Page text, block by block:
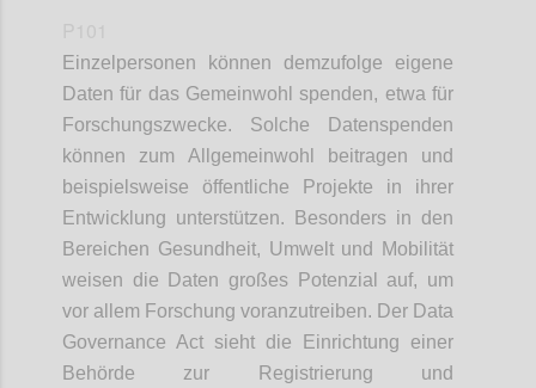
Einzelpersonen können demzufolge eigene
Daten für das Gemeinwohl spenden, etwa für
Forschungszwecke. Solche Datenspenden
können zum Allgemeinwohl beitragen und
beispielsweise öffentliche Projekte in ihrer
Entwicklung unterstützen. Besonders in den
Bereichen Gesundheit, Umwelt und Mobilität
weisen die Daten großes Potenzial auf, um
vor allem Forschung voranzutreiben. Der Data
Governance Act sieht die Einrichtung einer
Behörde zur Registrierung und